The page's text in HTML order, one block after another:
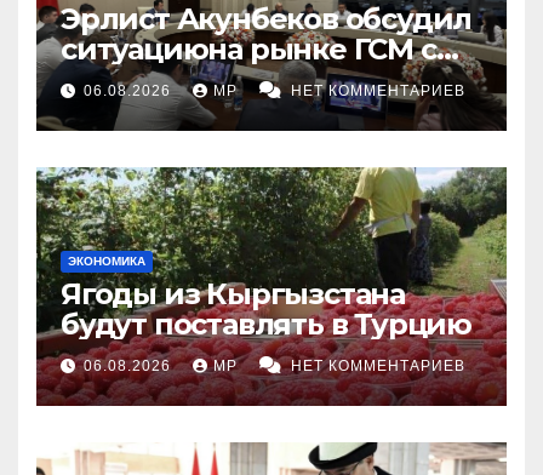
Эрлист Акунбеков обсудил
ситуациюна рынке ГСМ с
топливными компаниями
06.08.2026 MP НЕТ КОММЕНТАРИЕВ
ЭКОНОМИКА
Ягоды из Кыргызстана
будут поставлять в Турцию
06.08.2026 MP НЕТ КОММЕНТАРИЕВ